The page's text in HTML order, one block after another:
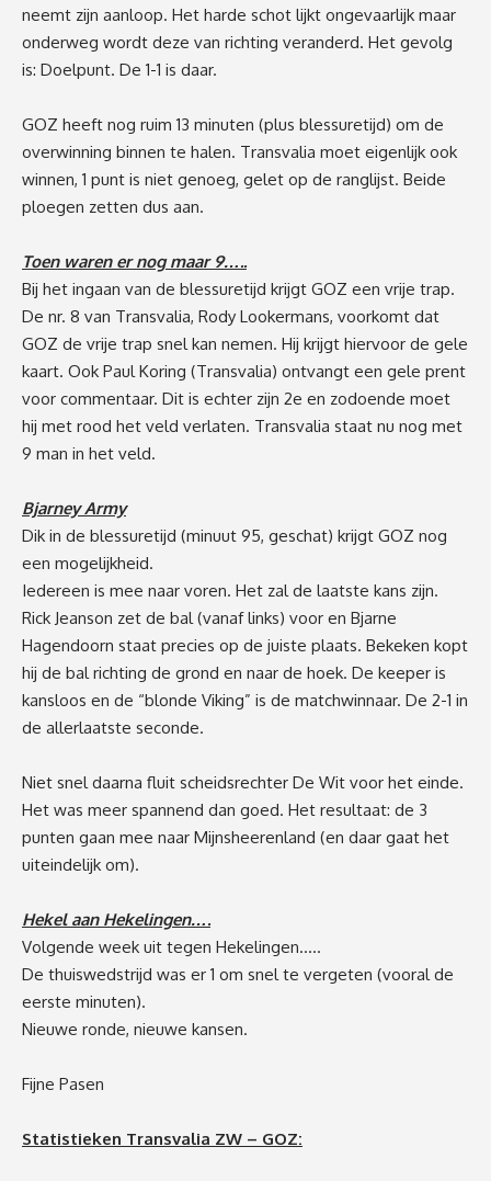
neemt zijn aanloop. Het harde schot lijkt ongevaarlijk maar
onderweg wordt deze van richting veranderd. Het gevolg
is: Doelpunt. De 1-1 is daar.
GOZ heeft nog ruim 13 minuten (plus blessuretijd) om de
overwinning binnen te halen. Transvalia moet eigenlijk ook
winnen, 1 punt is niet genoeg, gelet op de ranglijst. Beide
ploegen zetten dus aan.
Toen waren er nog maar 9…..
Bij het ingaan van de blessuretijd krijgt GOZ een vrije trap.
De nr. 8 van Transvalia, Rody Lookermans, voorkomt dat
GOZ de vrije trap snel kan nemen. Hij krijgt hiervoor de gele
kaart. Ook Paul Koring (Transvalia) ontvangt een gele prent
voor commentaar. Dit is echter zijn 2e en zodoende moet
hij met rood het veld verlaten. Transvalia staat nu nog met
9 man in het veld.
Bjarney Army
Dik in de blessuretijd (minuut 95, geschat) krijgt GOZ nog
een mogelijkheid.
Iedereen is mee naar voren. Het zal de laatste kans zijn.
Rick Jeanson zet de bal (vanaf links) voor en Bjarne
Hagendoorn staat precies op de juiste plaats. Bekeken kopt
hij de bal richting de grond en naar de hoek. De keeper is
kansloos en de “blonde Viking” is de matchwinnaar. De 2-1 in
de allerlaatste seconde.
Niet snel daarna fluit scheidsrechter De Wit voor het einde.
Het was meer spannend dan goed. Het resultaat: de 3
punten gaan mee naar Mijnsheerenland (en daar gaat het
uiteindelijk om).
Hekel aan Hekelingen….
Volgende week uit tegen Hekelingen…..
De thuiswedstrijd was er 1 om snel te vergeten (vooral de
eerste minuten).
Nieuwe ronde, nieuwe kansen.
Fijne Pasen
Statistieken Transvalia ZW – GOZ: